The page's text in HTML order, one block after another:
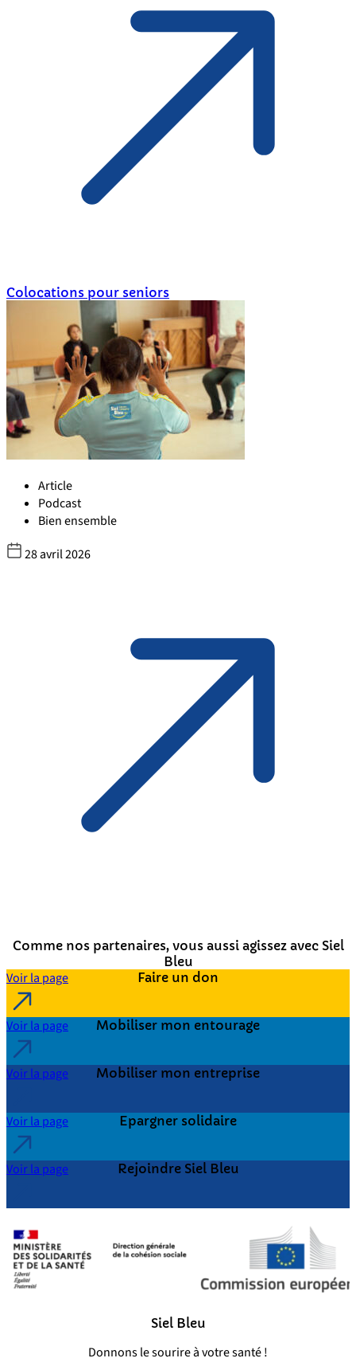
Colocations pour seniors
Article
Podcast
Bien ensemble
28 avril 2026
Comme nos partenaires, vous aussi agissez avec Siel
Bleu
Faire un don
Voir la page
Mobiliser mon entourage
Voir la page
Mobiliser mon entreprise
Voir la page
Epargner solidaire
Voir la page
Rejoindre Siel Bleu
Voir la page
Siel Bleu
Donnons le sourire à votre santé !